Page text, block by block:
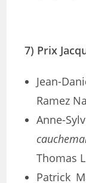
7) Prix
Jean-
Ramez
Anne-
Thomas
Patrick